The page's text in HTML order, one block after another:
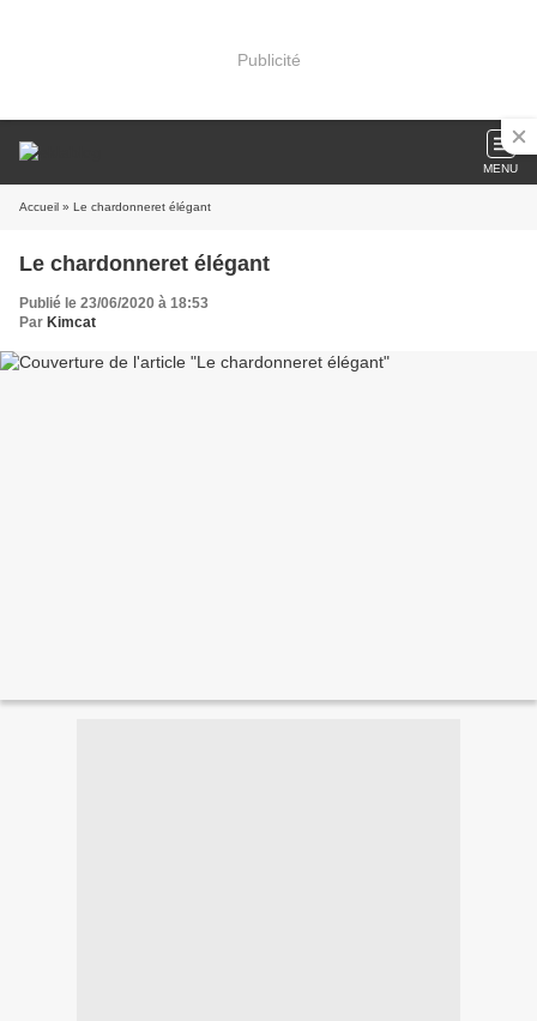
Publicité
MENU
Accueil » Le chardonneret élégant
Le chardonneret élégant
Publié le 23/06/2020 à 18:53
Par Kimcat